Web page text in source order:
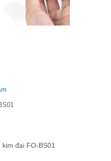
đại FO-BS01